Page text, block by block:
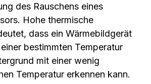
des Rauschens eines
Hohe thermische
dass ein Wärmebildgerät
bestimmten Temperatur
mit einer wenig
Temperatur erkennen kann.